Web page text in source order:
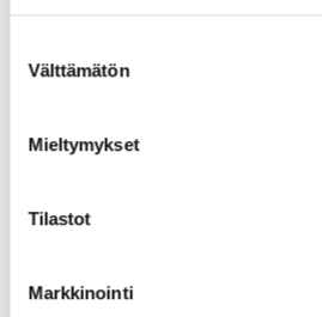
valinta
Välttämätön
Mieltymykset
Tilastot
Markkinointi